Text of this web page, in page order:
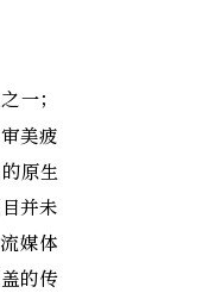
一；
美疲
原生
并未
媒体
的传